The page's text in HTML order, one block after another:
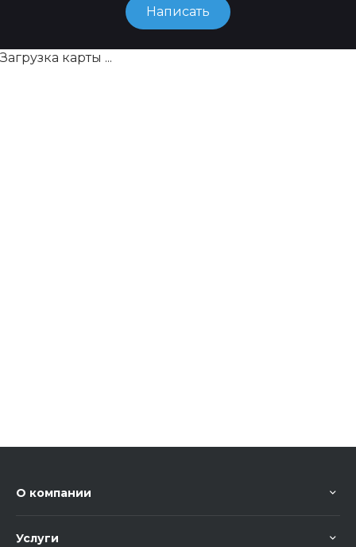
Написать
Загрузка карты ...
О компании
Услуги